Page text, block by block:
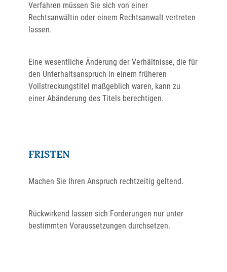
Verfahren müssen Sie sich von einer
Rechtsanwältin oder einem Rechtsanwalt vertreten
lassen.
Eine wesentliche Änderung der Verhältnisse, die für
den Unterhaltsanspruch in einem früheren
Vollstreckungstitel maßgeblich waren, kann zu
einer Abänderung des Titels berechtigen.
FRISTEN
Machen Sie Ihren Anspruch rechtzeitig geltend.
Rückwirkend lassen sich Forderungen nur unter
bestimmten Voraussetzungen durchsetzen.